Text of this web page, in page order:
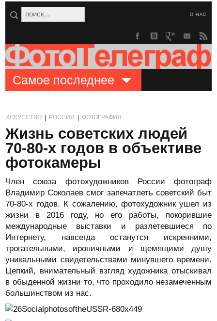
О НАС
Самое последнее
ИСКУССТВО РОССИЯ |ФОТОГРАФИЯ
Жизнь советских людей
70-80-х годов в объективе
фотокамеры
Член союза фотохудожников России фотограф
Владимир Соколаев смог запечатлеть советский быт
70-80-х годов. К сожалению, фотохудожник ушел из
жизни в 2016 году, но его работы, покорившие
международные выставки и разлетевшиеся по
Интернету, навсегда останутся искренними,
трогательными, ироничными и щемящими душу
уникальными свидетельствами минувшего времени.
Цепкий, внимательный взгляд художника отыскивал
в обыденной жизни то, что проходило незамеченным
большинством из нас.